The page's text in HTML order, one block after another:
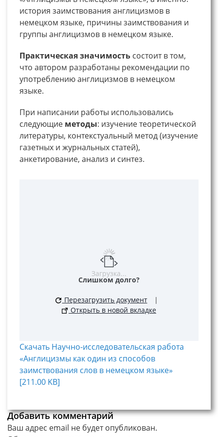
история заимствования англицизмов в
немецком языке, причины заимствования и
группы англицизмов в немецком языке.
Практическая значимость состоит в том,
что автором разработаны рекомендации по
употреблению англицизмов в немецком
языке.
При написании работы использовались
следующие методы: изучение теоретической
литературы, контекстуальный метод (изучение
газетных и журнальных статей),
анкетирование, анализ и синтез.
Загрузка...
Слишком долго?
Перезагрузить документ
|
Открыть в новой вкладке
Скачать Научно-исследовательская работа
«Англицизмы как один из способов
заимствования слов в немецком языке»
[211.00 KB]
Добавить комментарий
Ваш адрес email не будет опубликован.